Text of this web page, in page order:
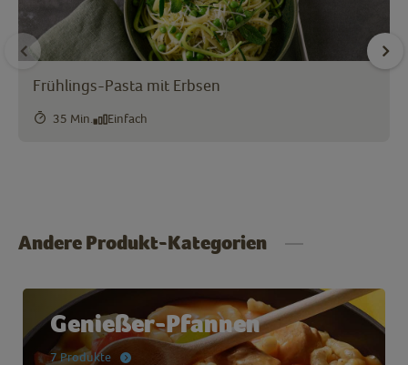
Frühlings-Pasta mit Erbsen
35 Min. Einfach
Andere Produkt-Kategorien
Genießer-Pfannen
7 Produkte